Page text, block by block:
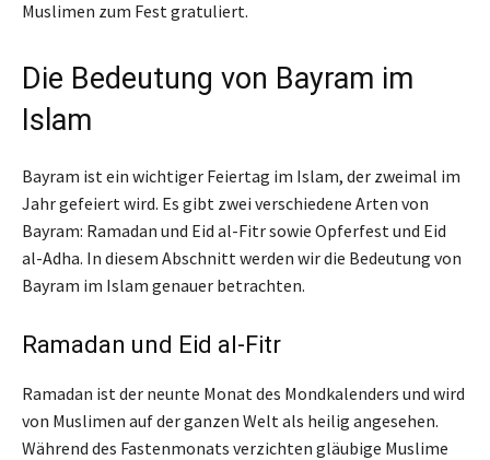
Muslimen zum Fest gratuliert.
Die Bedeutung von Bayram im
Islam
Bayram ist ein wichtiger Feiertag im Islam, der zweimal im
Jahr gefeiert wird. Es gibt zwei verschiedene Arten von
Bayram: Ramadan und Eid al-Fitr sowie Opferfest und Eid
al-Adha. In diesem Abschnitt werden wir die Bedeutung von
Bayram im Islam genauer betrachten.
Ramadan und Eid al-Fitr
Ramadan ist der neunte Monat des Mondkalenders und wird
von Muslimen auf der ganzen Welt als heilig angesehen.
Während des Fastenmonats verzichten gläubige Muslime